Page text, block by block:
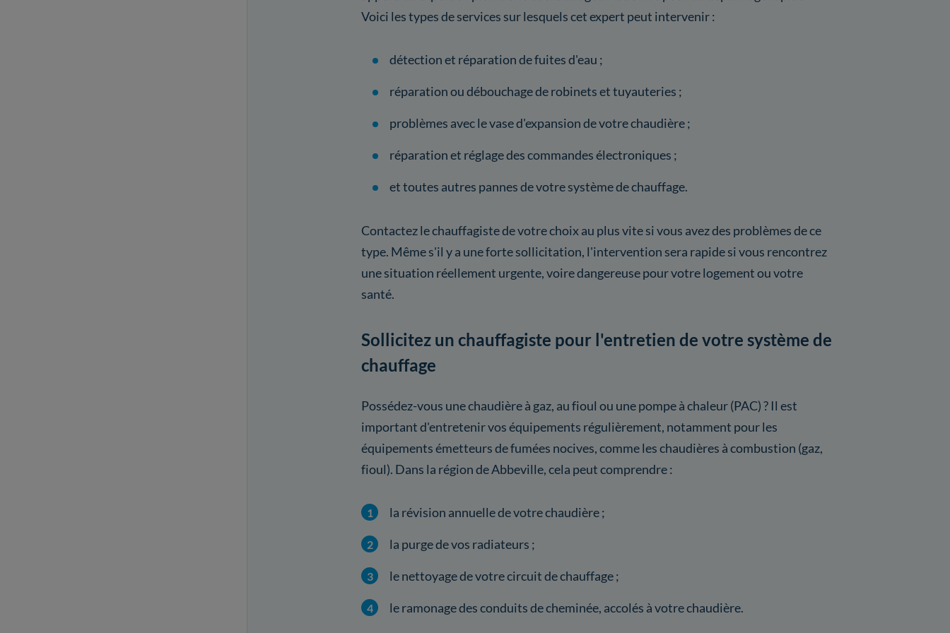
Voici les types de services sur lesquels cet expert peut intervenir :
détection et réparation de fuites d'eau ;
réparation ou débouchage de robinets et tuyauteries ;
problèmes avec le vase d'expansion de votre chaudière ;
réparation et réglage des commandes électroniques ;
et toutes autres pannes de votre système de chauffage.
Contactez le chauffagiste de votre choix au plus vite si vous avez des problèmes de ce
type. Même s'il y a une forte sollicitation, l'intervention sera rapide si vous rencontrez
une situation réellement urgente, voire dangereuse pour votre logement ou votre
santé.
Sollicitez un chauffagiste pour l'entretien de votre système de
chauffage
Possédez-vous une chaudière à gaz, au fioul ou une pompe à chaleur (PAC) ? Il est
important d'entretenir vos équipements régulièrement, notamment pour les
équipements émetteurs de fumées nocives, comme les chaudières à combustion (gaz,
fioul). Dans la région de Abbeville, cela peut comprendre :
la révision annuelle de votre chaudière ;
la purge de vos radiateurs ;
le nettoyage de votre circuit de chauffage ;
le ramonage des conduits de cheminée, accolés à votre chaudière.